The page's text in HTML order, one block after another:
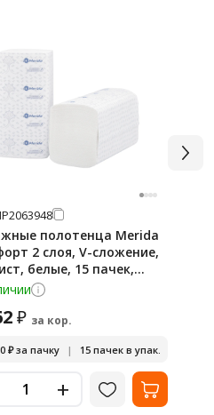
полотенца Merida
2 слоя, V-сложение,
белые, 15 пачек,
₽ за кор.
₽за пачку | 15 пачек в упак.
+